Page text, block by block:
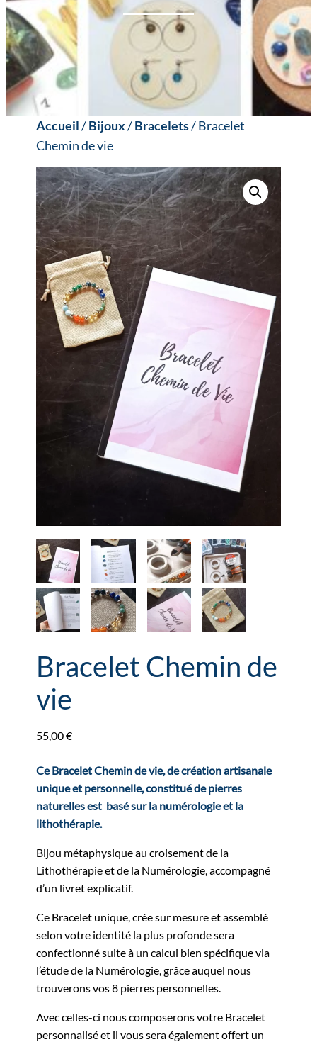
Accueil/Bijoux/Bracelets/ Bracelet
Chemin de vie
Bracelet Chemin de
vie
55,00€
Ce Bracelet Chemin de vie, de création artisanale
unique et personnelle, constitué de pierres
naturelles est basé sur la numérologie et la
lithothérapie.
Bijou métaphysique au croisement de la
Lithothérapie et de la Numérologie, accompagné
d’un livret explicatif.
Ce Bracelet unique, crée sur mesure et assemblé
selon votre identité la plus profonde sera
confectionné suite à un calcul bien spécifique via
l’étude de la Numérologie, grâce auquel nous
trouverons vos 8 pierres personnelles.
Avec celles-ci nous composerons votre Bracelet
personnalisé et il vous sera également offert un